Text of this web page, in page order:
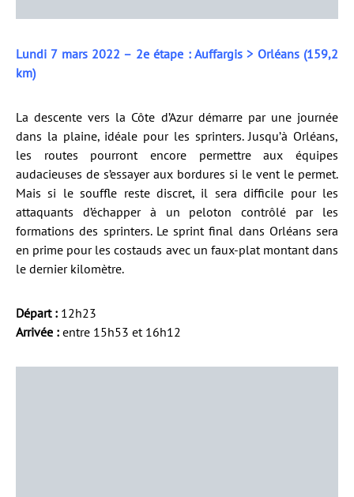
Lundi 7 mars 2022 – 2e étape : Auffargis > Orléans (159,2
km)
La descente vers la Côte d’Azur démarre par une journée
dans la plaine, idéale pour les sprinters. Jusqu’à Orléans,
les routes pourront encore permettre aux équipes
audacieuses de s’essayer aux bordures si le vent le permet.
Mais si le souffle reste discret, il sera difficile pour les
attaquants d’échapper à un peloton contrôlé par les
formations des sprinters. Le sprint final dans Orléans sera
en prime pour les costauds avec un faux-plat montant dans
le dernier kilomètre.
Départ : 12h23
Arrivée : entre 15h53 et 16h12